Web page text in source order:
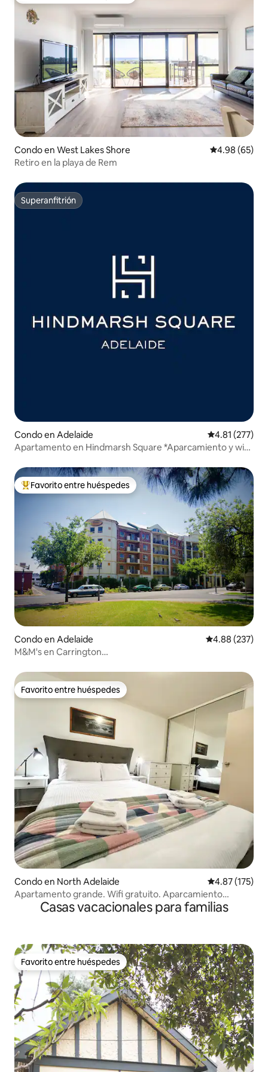
Condo en West Lakes Shore Calificación
4.98 (65)
Retiro en la playa de Rem
Superanfitrión
Superanfitrión
Condo en Adelaide Calificación
4.81 (277)
Apartamento en Hindmarsh Square *Aparcamiento y wifi
Favorito entre huéspedes preferido
Favorito entre huéspedes
Condo en Adelaide Calificación
4.88 (237)
M&M's en Carrington
Favorito entre huéspedes
Favorito entre huéspedes
Condo en North Adelaide Calificación
4.87 (175)
Apartamento grande. Wifi gratuito. Aparcamiento
cerrado. Aire acondicionado.
Casas vacacionales para familias
Favorito entre huéspedes
Favorito entre huéspedes